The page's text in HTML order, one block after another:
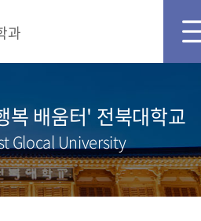
과
복 배움터' 전북대학교
Glocal University